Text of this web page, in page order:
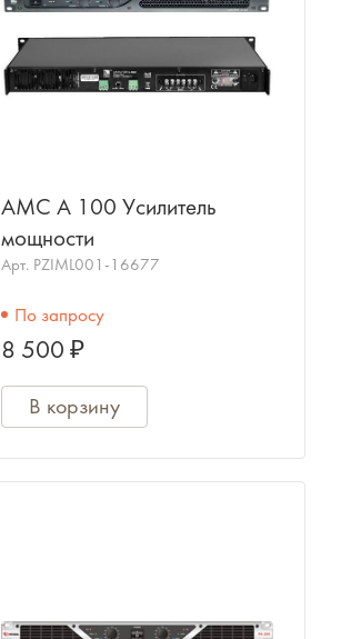
AMC A 100 Усилитель
мощности
Арт. PZIML001-16677
По запросу
8 500 ₽
В корзину